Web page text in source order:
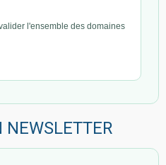
l'ensemble des domaines
NEWSLETTER